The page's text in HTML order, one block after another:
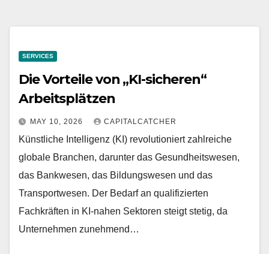
SERVICES
Die Vorteile von „KI-sicheren“
Arbeitsplätzen
MAY 10, 2026 CAPITALCATCHER
Künstliche Intelligenz (KI) revolutioniert zahlreiche
globale Branchen, darunter das Gesundheitswesen,
das Bankwesen, das Bildungswesen und das
Transportwesen. Der Bedarf an qualifizierten
Fachkräften in KI-nahen Sektoren steigt stetig, da
Unternehmen zunehmend…